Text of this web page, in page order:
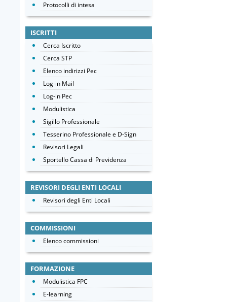
Protocolli di intesa
ISCRITTI
Cerca Iscritto
Cerca STP
Elenco indirizzi Pec
Log-in Mail
Log-in Pec
Modulistica
Sigillo Professionale
Tesserino Professionale e D-Sign
Revisori Legali
Sportello Cassa di Previdenza
REVISORI DEGLI ENTI LOCALI
Revisori degli Enti Locali
COMMISSIONI
Elenco commissioni
FORMAZIONE
Modulistica FPC
E-learning